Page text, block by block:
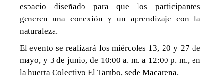
espacio diseñado para que los participantes
generen una conexión y un aprendizaje con la
naturaleza.
El evento se realizará los miércoles 13, 20 y 27 de
mayo, y 3 de junio, de 10:00 a. m. a 12:00 p. m., en
la huerta Colectivo El Tambo, sede Macarena.